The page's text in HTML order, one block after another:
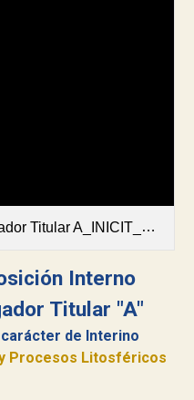
A_INICIT_2026_Interno.pdf
Interno
Titular "A"
ácter de Interino
Procesos Litosféricos